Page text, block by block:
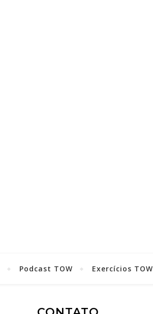
Podcast TOW Exercícios TOW